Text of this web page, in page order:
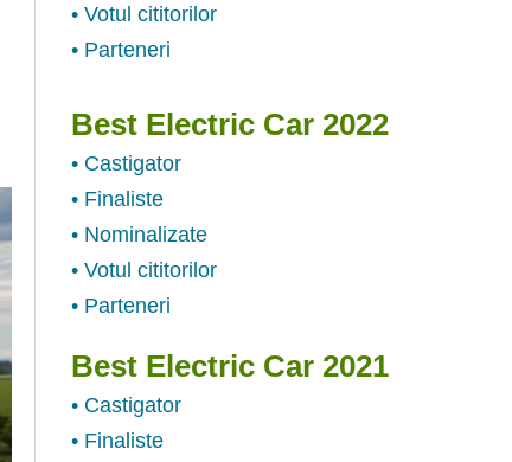
• Votul cititorilor
• Parteneri
Best Electric Car 2022
• Castigator
• Finaliste
• Nominalizate
• Votul cititorilor
• Parteneri
Best Electric Car 2021
• Castigator
• Finaliste